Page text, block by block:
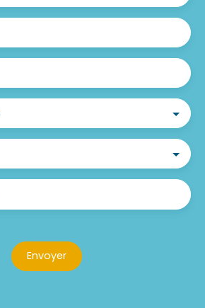
Envoyer